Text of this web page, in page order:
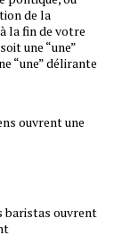
de la
la fin de votre
une “une”
“une” délirante
ouvrent une
baristas ouvrent